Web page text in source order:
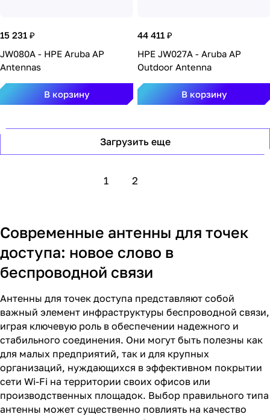
15 231 ₽
JW080A - HPE Aruba AP
Antennas
В корзину
44 411 ₽
HPE JW027A - Aruba AP
Outdoor Antenna
В корзину
Загрузить еще
1 2
Современные антенны для точек
доступа: новое слово в
беспроводной связи
Антенны для точек доступа представляют собой
важный элемент инфраструктуры беспроводной связи,
играя ключевую роль в обеспечении надежного и
стабильного соединения. Они могут быть полезны как
для малых предприятий, так и для крупных
организаций, нуждающихся в эффективном покрытии
сети Wi-Fi на территории своих офисов или
производственных площадок. Выбор правильного типа
антенны может существенно повлиять на качество